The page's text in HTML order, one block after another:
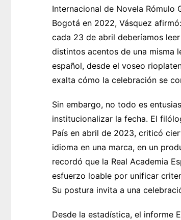
Internacional de Novela Rómulo
Bogotá en 2022, Vásquez
cada 23 de abril deberíamos
distintos acentos de una misma
español, desde el voseo
exalta cómo la celebración se
Sin embargo, no todo es
institucionalizar la fecha. El
País en abril de 2023, criticó
idioma en una marca, en un
recordó que la Real Academia
esfuerzo loable por unificar
Su postura invita a una
Desde la estadística, el informe